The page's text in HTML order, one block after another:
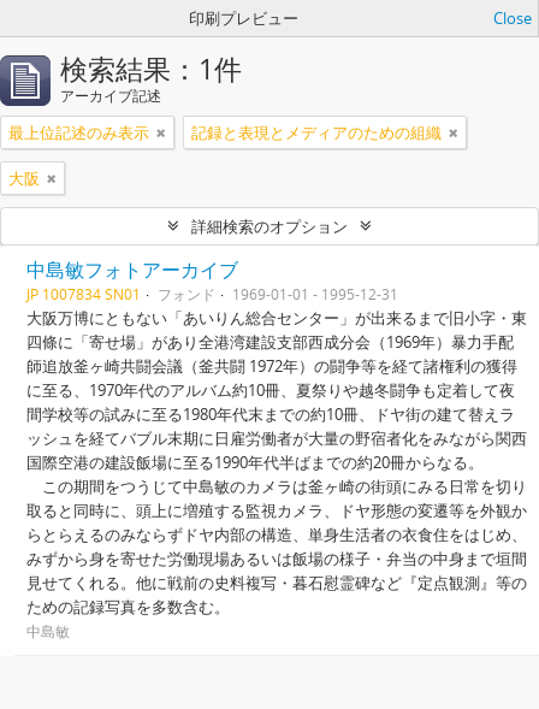
印刷プレビュー Close
検索結果：1件
アーカイブ記述
最上位記述のみ表示 記録と表現とメディアのための組織
大阪
詳細検索のオプション
中島敏フォトアーカイブ
JP 1007834 SN01 フォンド 1969-01-01 - 1995-12-31
大阪万博にともない「あいりん総合センター」が出来るまで旧小字・東
四條に「寄せ場」があり全港湾建設支部西成分会（1969年）暴力手配
師追放釜ヶ崎共闘会議（釜共闘 1972年）の闘争等を経て諸権利の獲得
に至る、1970年代のアルバム約10冊、夏祭りや越冬闘争も定着して夜
間学校等の試みに至る1980年代末までの約10冊、ドヤ街の建て替えラ
ッシュを経てバブル末期に日雇労働者が大量の野宿者化をみながら関西
国際空港の建設飯場に至る1990年代半ばまでの約20冊からなる。
この期間をつうじて中島敏のカメラは釜ヶ崎の街頭にみる日常を切り
取ると同時に、頭上に増殖する監視カメラ、ドヤ形態の変遷等を外観か
らとらえるのみならずドヤ内部の構造、単身生活者の衣食住をはじめ、
みずから身を寄せた労働現場あるいは飯場の様子・弁当の中身まで垣間
見せてくれる。他に戦前の史料複写・暮石慰霊碑など『定点観測』等の
ための記録写真を多数含む。
中島敏